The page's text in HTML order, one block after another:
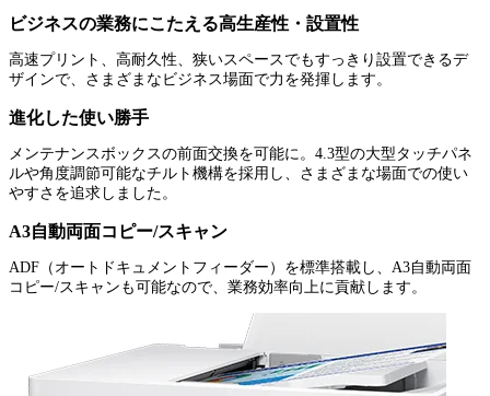
ビジネスの業務にこたえる高生産性・設置性
高速プリント、高耐久性、狭いスペースでもすっきり設置できるデ
ザインで、さまざまなビジネス場面で力を発揮します。
進化した使い勝手
メンテナンスボックスの前面交換を可能に。4.3型の大型タッチパネ
ルや角度調節可能なチルト機構を採用し、さまざまな場面での使い
やすさを追求しました。
A3自動両面コピー/スキャン
ADF（オートドキュメントフィーダー）を標準搭載し、A3自動両面
コピー/スキャンも可能なので、業務効率向上に貢献します。